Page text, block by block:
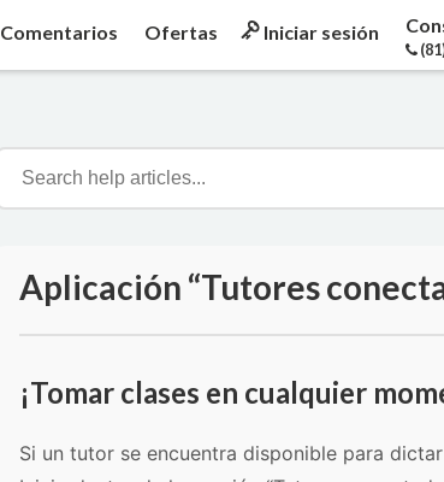
Comentarios Ofertas Iniciar sesión
Aplicación “Tutores
¡Tomar clases en cualquier
Si un tutor se encuentra disponible para